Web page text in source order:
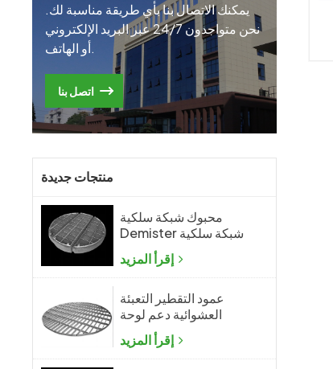
يمكنك الاتصال بنا بأي طريقة مناسبة لك.
نحن متواجدون 24/7 عبر البريد الإلكتروني
أو الهاتف.
اتصل بنا
منتجات جديدة
محبوك شبكة سلكية
Demister شبكة سلكية
ضباب المزيل
عمود التقطير التعبئة
العشوائية دعم لوحة
الشبكة